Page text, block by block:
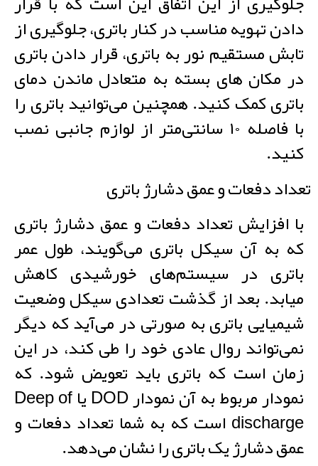
دادن تهویه مناسب در کنار باتری، جلوگیری از
تابش مستقیم نور به باتری، قرار دادن باتری
در مکان های بسته به متعادل ماندن دمای
باتری کمک کنید. همچنین می‌توانید باتری را
با فاصله ۱۰ سانتی‌متر از لوازم جانبی نصب
کنید.
تعداد دفعات و عمق دشارژ باتری
با افزایش تعداد دفعات و عمق دشارژ باتری
که به آن سیکل باتری می‌گویند، طول عمر
باتری در سیستم‌های خورشیدی کاهش
میابد. بعد از گذشت تعدادی سیکل وضعیت
شیمیایی باتری به صورتی در می‌آید که دیگر
نمی‌تواند روال عادی خود را طی کند، در این
زمان است که باتری باید تعویض شود. که
نمودار مربوط به آن نمودار DOD یا Deep of
discharge است که به شما تعداد دفعات و
عمق دشارژ یک باتری را نشان می‌دهد.